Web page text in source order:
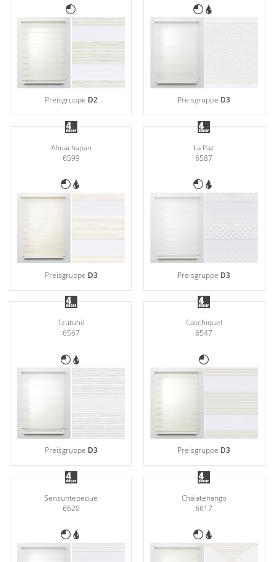
Preisgruppe D2 Preisgruppe D3
Ahuachapan
6599
Preisgruppe D3
La Paz
6587
Preisgruppe D3
Tzutuhil
6567
Preisgruppe D3
Cakchiquel
6547
Preisgruppe D3
Sensuntepeque
6620
Chalatenango
6617